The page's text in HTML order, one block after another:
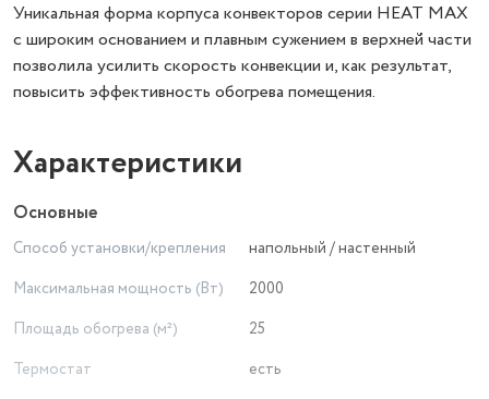
Уникальная форма корпуса конвекторов серии HEAT MAX
с широким основанием и плавным сужением в верхней части
позволила усилить скорость конвекции и, как результат,
повысить эффективность обогрева помещения.
Характеристики
Основные
Способ установки/крепления
напольный / настенный
Максимальная мощность (Вт)
2000
Площадь обогрева (м²)
25
Термостат
есть